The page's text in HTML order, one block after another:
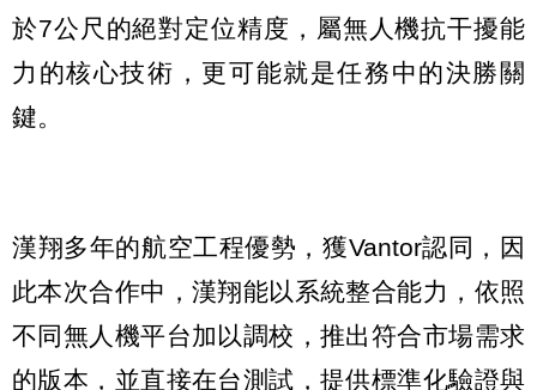
於7公尺的絕對定位精度，屬無人機抗干擾能
力的核心技術，更可能就是任務中的決勝關
鍵。
漢翔多年的航空工程優勢，獲Vantor認同，因
此本次合作中，漢翔能以系統整合能力，依照
不同無人機平台加以調校，推出符合市場需求
的版本，並直接在台測試，提供標準化驗證與